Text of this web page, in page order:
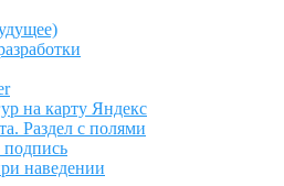
на карту Яндекс
Раздел с полями
наведении